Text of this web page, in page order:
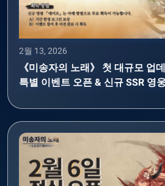
2월 13, 2026
《미송자의 노래》 첫 대규모 업
특별 이벤트 오픈 & 신규 SSR 영